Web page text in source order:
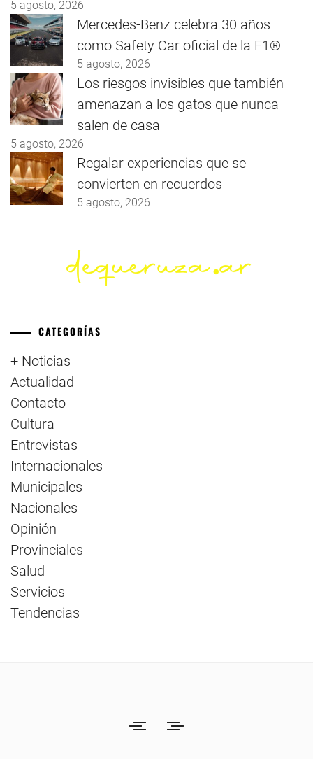
5 agosto, 2026
Mercedes-Benz celebra 30 años
como Safety Car oficial de la F1®
5 agosto, 2026
Los riesgos invisibles que también
amenazan a los gatos que nunca
salen de casa
5 agosto, 2026
Regalar experiencias que se
convierten en recuerdos
5 agosto, 2026
CATEGORÍAS
+ Noticias
Actualidad
Contacto
Cultura
Entrevistas
Internacionales
Municipales
Nacionales
Opinión
Provinciales
Salud
Servicios
Tendencias